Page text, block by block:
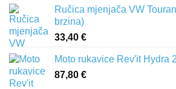
Ručica mjenjača VW
brzina)
33,40 €
Moto rukavice Rev'it Hydra
87,80 €